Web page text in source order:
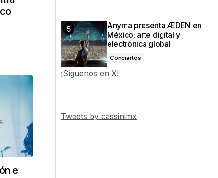
e
Anyma presenta ÆDEN en
México: arte digital y
electrónica global
Conciertos
¡Síguenos en X!
Tweets by cassinimx